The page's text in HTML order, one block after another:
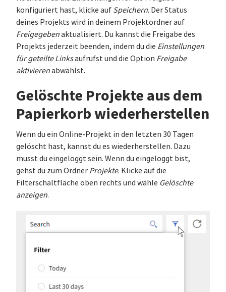
konfiguriert hast, klicke auf Speichern. Der Status
deines Projekts wird in deinem Projektordner auf
Freigegebenaktualisiert. Du kannst die Freigabe des
Projekts jederzeit beenden, indem du die Einstellungen
für geteilte Linksaufrufst und die Option Freigabe
aktivierenabwählst.
Gelöschte Projekte aus dem
Papierkorb wiederherstellen
Wenn du ein Online-Projekt in den letzten 30 Tagen
gelöscht hast, kannst du es wiederherstellen. Dazu
musst du eingeloggt sein. Wenn du eingeloggt bist,
gehst du zum Ordner Projekte. Klicke auf die
Filterschaltfläche oben rechts und wähle Gelöschte
anzeigen.